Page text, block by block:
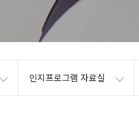
인지프로그램 자료실